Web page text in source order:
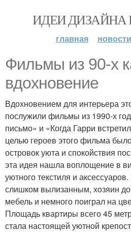
ИДЕИ ДИЗАЙНА
главная новости
Фильмы из 90-х
вдохновение
Вдохновением для интерьера
послужили фильмы из 1990-х
письмо» и «Когда Гарри
целью героев этого фильма
островок уюта и спокойствия
эта идея нашла воплощение в
уютного текстиля и
слишком вылизанным, хозяин
мебель и немного поиграл на
Площадь квартиры всего 45
стала настоящей уютной